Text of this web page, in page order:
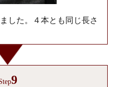
した。４本とも同じ長さ
9